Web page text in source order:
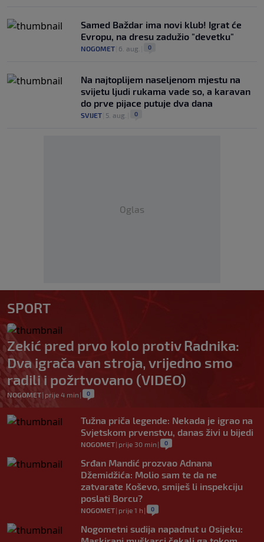
Samed Baždar ima novi klub! Igrat će
Evropu, na dresu zadužio "devetku"
NOGOMET 6. aug. 0
Na najtoplijem naseljenom mjestu na
svijetu ljudi rukama vade so, a karavan
do prve pijace putuje dva dana
SVIJET 5. aug. 0
Oglas
SPORT
Zekić pred prvo kolo protiv Radnika:
Dva igrača van stroja, vrijedno smo
radili i požrtvovano (VIDEO)
NOGOMET| prije 4 min | 0
Tužna priča legende: Nekada je igrao na
Svjetskom prvenstvu, danas živi u bijedi
NOGOMET| prije 30 min | 0
Srđan Mandić prozvao Adnana
Džemidžića: Molio sam te da ne
zatvarate Koševo, smiješ li inspekciju
poslati Borcu?
NOGOMET| prije 1 h | 0
Nogometni sudija napadnut u Osijeku: